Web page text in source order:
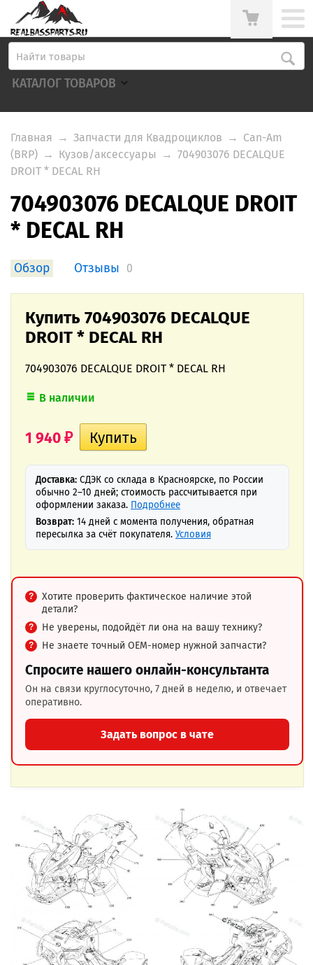
КАТАЛОГ ТОВАРОВ
Главная → Запчасти для Квадроциклов → Can-Am
(BRP) → Кузов/аксессуары → 704903076 DECALQUE
DROIT * DECAL RH
704903076 DECALQUE DROIT
* DECAL RH
Обзор Отзывы 0
Купить 704903076 DECALQUE
DROIT * DECAL RH
704903076 DECALQUE DROIT * DECAL RH
В наличии
1 940 ₽
Доставка: СДЭК со склада в Красноярске, по России
обычно 2–10 дней; стоимость рассчитывается при
оформлении заказа. Подробнее
Возврат: 14 дней с момента получения, обратная
пересылка за счёт покупателя. Условия
Хотите проверить фактическое наличие этой
детали?
Не уверены, подойдёт ли она на вашу технику?
Не знаете точный OEM-номер нужной запчасти?
Спросите нашего онлайн-консультанта
Он на связи круглосуточно, 7 дней в неделю, и отвечает
оперативно.
Задать вопрос в чате